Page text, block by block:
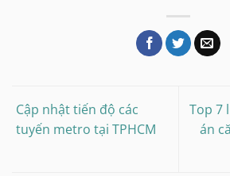
Cập nhật tiến độ các
tuyến metro tại TPHCM
Top 7
án